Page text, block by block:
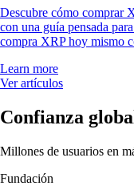
Descubre cómo comprar
con una guía pensada
compra XRP hoy mismo
Learn more
Ver artículos
Confianza
Millones de usuarios en
Fundación